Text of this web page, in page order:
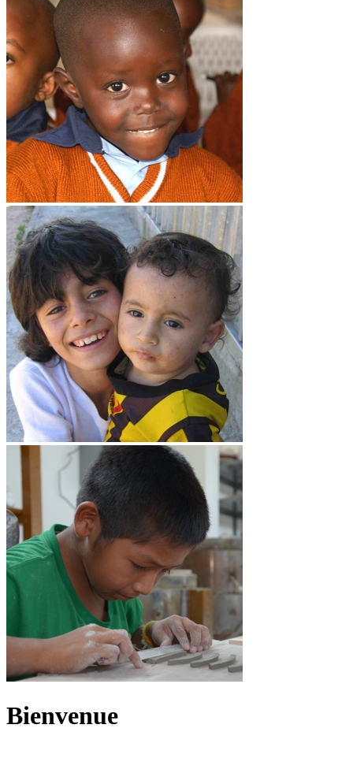
Bienvenue